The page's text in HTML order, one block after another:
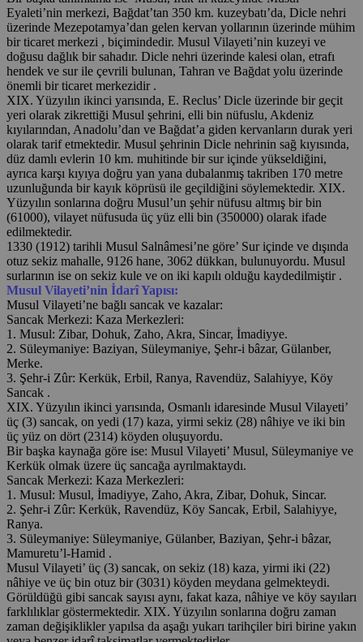
Eyaleti’nin merkezi, Bağdat’tan 350 km. kuzeybatı’da, Dicle nehri
üzerinde Mezepotamya’dan gelen kervan yollarının üzerinde mühim
bir ticaret merkezi , biçimindedir. Musul Vilayeti’nin kuzeyi ve
doğusu dağlık bir sahadır. Dicle nehri üzerinde kalesi olan, etrafı
hendek ve sur ile çevrili bulunan, Tahran ve Bağdat yolu üzerinde
önemli bir ticaret merkezidir .
XIX. Yüzyılın ikinci yarısında, E. Reclus’ Dicle üzerinde bir geçit
yeri olarak zikrettiği Musul şehrini, elli bin nüfuslu, Akdeniz
kıyılarından, Anadolu’dan ve Bağdat’a giden kervanların durak yeri
olarak tarif etmektedir. Musul şehrinin Dicle nehrinin sağ kıyısında,
düz damlı evlerin 10 km. muhitinde bir sur içinde yükseldiğini,
ayrıca karşı kıyıya doğru yan yana dubalanmış takriben 170 metre
uzunluğunda bir kayık köprüsü ile geçildiğini söylemektedir. XIX.
Yüzyılın sonlarına doğru Musul’un şehir nüfusu altmış bir bin
(61000), vilayet nüfusuda üç yüz elli bin (350000) olarak ifade
edilmektedir.
1330 (1912) tarihli Musul Salnâmesi’ne göre’ Sur içinde ve dışında
otuz sekiz mahalle, 9126 hane, 3062 dükkan, bulunuyordu. Musul
surlarının ise on sekiz kule ve on iki kapılı olduğu kaydedilmiştir .
Musul Vilayeti’nin İdarî Yapısı:
Musul Vilayeti’ne bağlı sancak ve kazalar:
Sancak Merkezi: Kaza Merkezleri:
1. Musul: Zibar, Dohuk, Zaho, Akra, Sincar, İmadiyye.
2. Süleymaniye: Baziyan, Süleymaniye, Şehr-i bâzar, Gülanber,
Merke.
3. Şehr-i Zûr: Kerkük, Erbil, Ranya, Ravendüz, Salahiyye, Köy
Sancak .
XIX. Yüzyılın ikinci yarısında, Osmanlı idaresinde Musul Vilayeti’
üç (3) sancak, on yedi (17) kaza, yirmi sekiz (28) nâhiye ve iki bin
üç yüz on dört (2314) köyden oluşuyordu.
Bir başka kaynağa göre ise: Musul Vilayeti’ Musul, Süleymaniye ve
Kerkük olmak üzere üç sancağa ayrılmaktaydı.
Sancak Merkezi: Kaza Merkezleri:
1. Musul: Musul, İmadiyye, Zaho, Akra, Zibar, Dohuk, Sincar.
2. Şehr-i Zûr: Kerkük, Ravendüz, Köy Sancak, Erbil, Salahiyye,
Ranya.
3. Süleymaniye: Süleymaniye, Gülanber, Baziyan, Şehr-i bâzar,
Mamuretu’l-Hamid .
Musul Vilayeti’ üç (3) sancak, on sekiz (18) kaza, yirmi iki (22)
nâhiye ve üç bin otuz bir (3031) köyden meydana gelmekteydi.
Görüldüğü gibi sancak sayısı aynı, fakat kaza, nâhiye ve köy sayıları
farklılıklar göstermektedir. XIX. Yüzyılın sonlarına doğru zaman
zaman değişiklikler yapılsa da aşağı yukarı tarihçiler biri birine yakın